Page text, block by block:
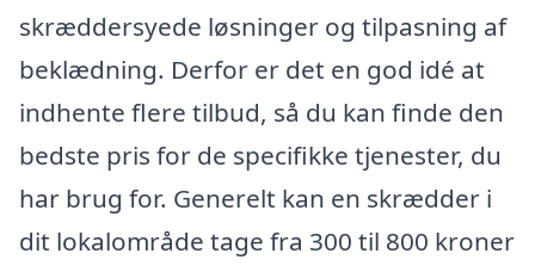
skræddersyede løsninger og tilpasning af
beklædning. Derfor er det en god idé at
indhente flere tilbud, så du kan finde den
bedste pris for de specifikke tjenester, du
har brug for. Generelt kan en skrædder i
dit lokalområde tage fra 300 til 800 kroner